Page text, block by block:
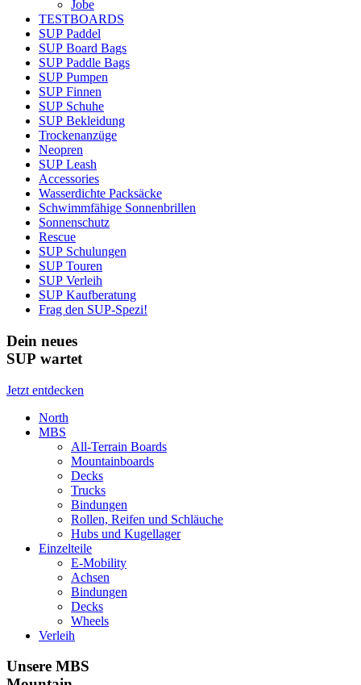
Jobe
TESTBOARDS
SUP Paddel
SUP Board Bags
SUP Paddle Bags
SUP Pumpen
SUP Finnen
SUP Schuhe
SUP Bekleidung
Trockenanzüge
Neopren
SUP Leash
Accessories
Wasserdichte Packsäcke
Schwimmfähige Sonnenbrillen
Sonnenschutz
Rescue
SUP Schulungen
SUP Touren
SUP Verleih
SUP Kaufberatung
Frag den SUP-Spezi!
Dein neues
SUP wartet
Jetzt entdecken
North
MBS
All-Terrain Boards
Mountainboards
Decks
Trucks
Bindungen
Rollen, Reifen und Schläuche
Hubs und Kugellager
Einzelteile
E-Mobility
Achsen
Bindungen
Decks
Wheels
Verleih
Unsere MBS